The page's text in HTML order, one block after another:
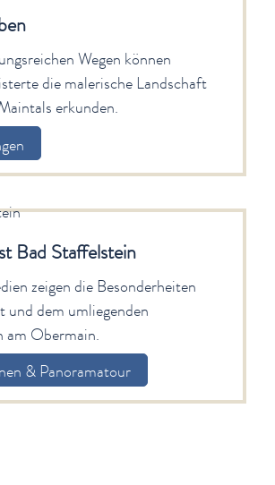
Bad Staffelstein
zeigen die Besonderheiten
dem umliegenden
am Obermain.
Buchen
!